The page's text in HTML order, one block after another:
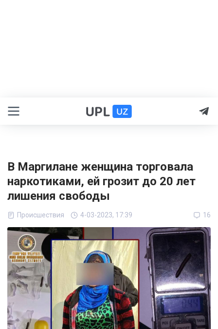
В Маргилане женщина торговала
наркотиками, ей грозит до 20 лет
лишения свободы
Происшествия 4-03-2023, 17:39 16